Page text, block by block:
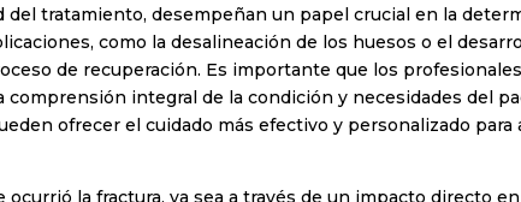
del tratamiento, desempeñan un papel crucial en la
como la desalineación de los huesos o el
de recuperación. Es importante que los
integral de la condición y necesidades del
ofrecer el cuidado más efectivo y personalizado para
la fractura, ya sea a través de un impacto directo